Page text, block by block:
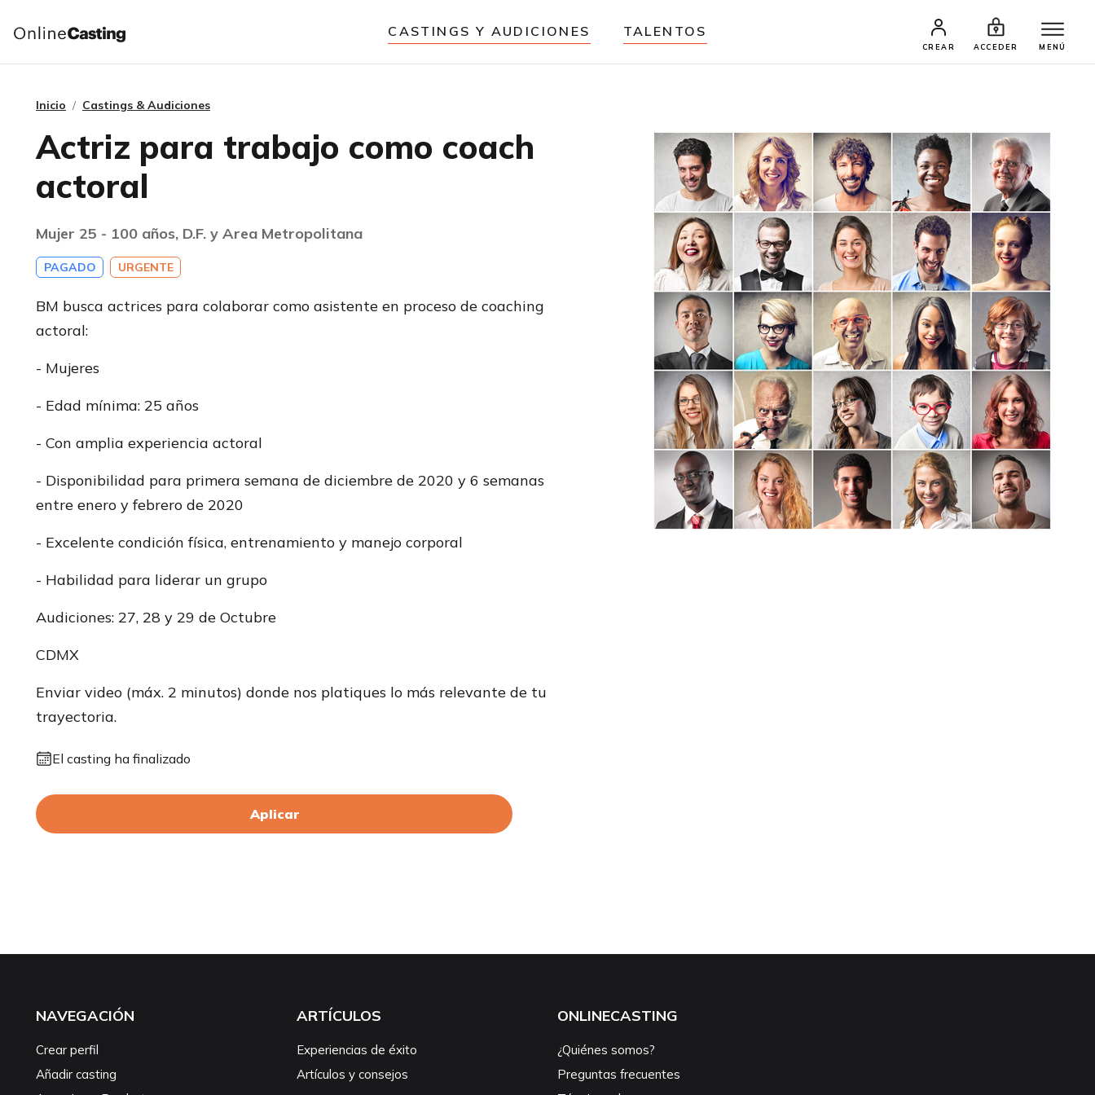
CASTINGS Y AUDICIONES TALENTOS
CREAR ACCEDER MENÚ
Inicio Castings & Audiciones
Actriz para trabajo como coach
actoral
Mujer 25 - 100 años, D.F. y Area Metropolitana
PAGADO URGENTE
BM busca actrices para colaborar como asistente en proceso de coaching
actoral:
- Mujeres
- Edad mínima: 25 años
- Con amplia experiencia actoral
- Disponibilidad para primera semana de diciembre de 2020 y 6 semanas
entre enero y febrero de 2020
- Excelente condición física, entrenamiento y manejo corporal
- Habilidad para liderar un grupo
Audiciones: 27, 28 y 29 de Octubre
CDMX
Enviar video (máx. 2 minutos) donde nos platiques lo más relevante de tu
trayectoria.
El casting ha finalizado
Aplicar
NAVEGACIÓN
Crear perfil
Añadir casting
ARTÍCULOS
Experiencias de éxito
Artículos y consejos
ONLINECASTING
¿Quiénes somos?
Preguntas frecuentes